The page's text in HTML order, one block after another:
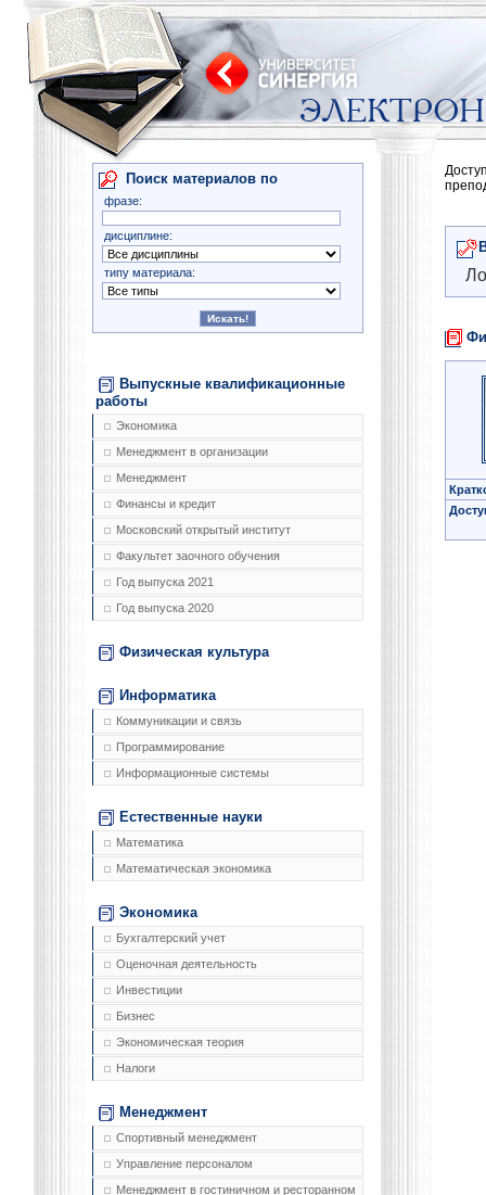
Поиск материалов по
фразе:
дисциплине:
типу материала:
Выпускные квалификационные
работы
Экономика
Менеджмент в организации
Менеджмент
Финансы и кредит
Московский открытый институт
Факультет заочного обучения
Год выпуска 2021
Год выпуска 2020
Физическая культура
Информатика
Коммуникации и связь
Программирование
Информационные системы
Естественные науки
Математика
Математическая экономика
Экономика
Бухгалтерский учет
Оценочная деятельность
Инвестиции
Бизнес
Экономическая теория
Налоги
Менеджмент
Спортивный менеджмент
Управление персоналом
Менеджмент в гостиничном и ресторанном